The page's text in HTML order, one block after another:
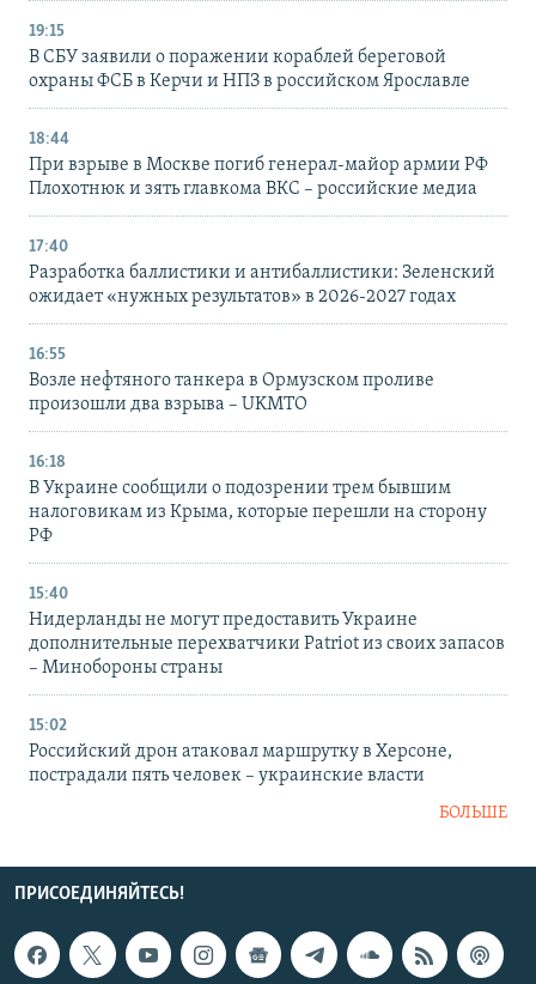
19:15
В СБУ заявили о поражении кораблей береговой
охраны ФСБ в Керчи и НПЗ в российском Ярославле
18:44
При взрыве в Москве погиб генерал-майор армии РФ
Плохотнюк и зять главкома ВКС – российские медиа
17:40
Разработка баллистики и антибаллистики: Зеленский
ожидает «нужных результатов» в 2026-2027 годах
16:55
Возле нефтяного танкера в Ормузском проливе
произошли два взрыва – UKMTO
16:18
В Украине сообщили о подозрении трем бывшим
налоговикам из Крыма, которые перешли на сторону
РФ
15:40
Нидерланды не могут предоставить Украине
дополнительные перехватчики Patriot из своих запасов
– Минобороны страны
15:02
Российский дрон атаковал маршрутку в Херсоне,
пострадали пять человек – украинские власти
БОЛЬШЕ
ПРИСОЕДИНЯЙТЕСЬ!